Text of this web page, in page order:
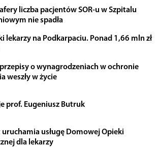
liczba pacjentów SOR-u w Szpitalu
nie spadła
lekarzy na Podkarpaciu. Ponad 1,66 mln zł
o wynagrodzeniach w ochronie
weszły w życie
prof. Eugeniusz Butruk
uruchamia usługę Domowej Opieki
dla lekarzy